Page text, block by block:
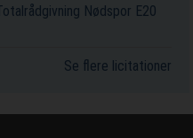
Nødspor E20
Se flere licitationer